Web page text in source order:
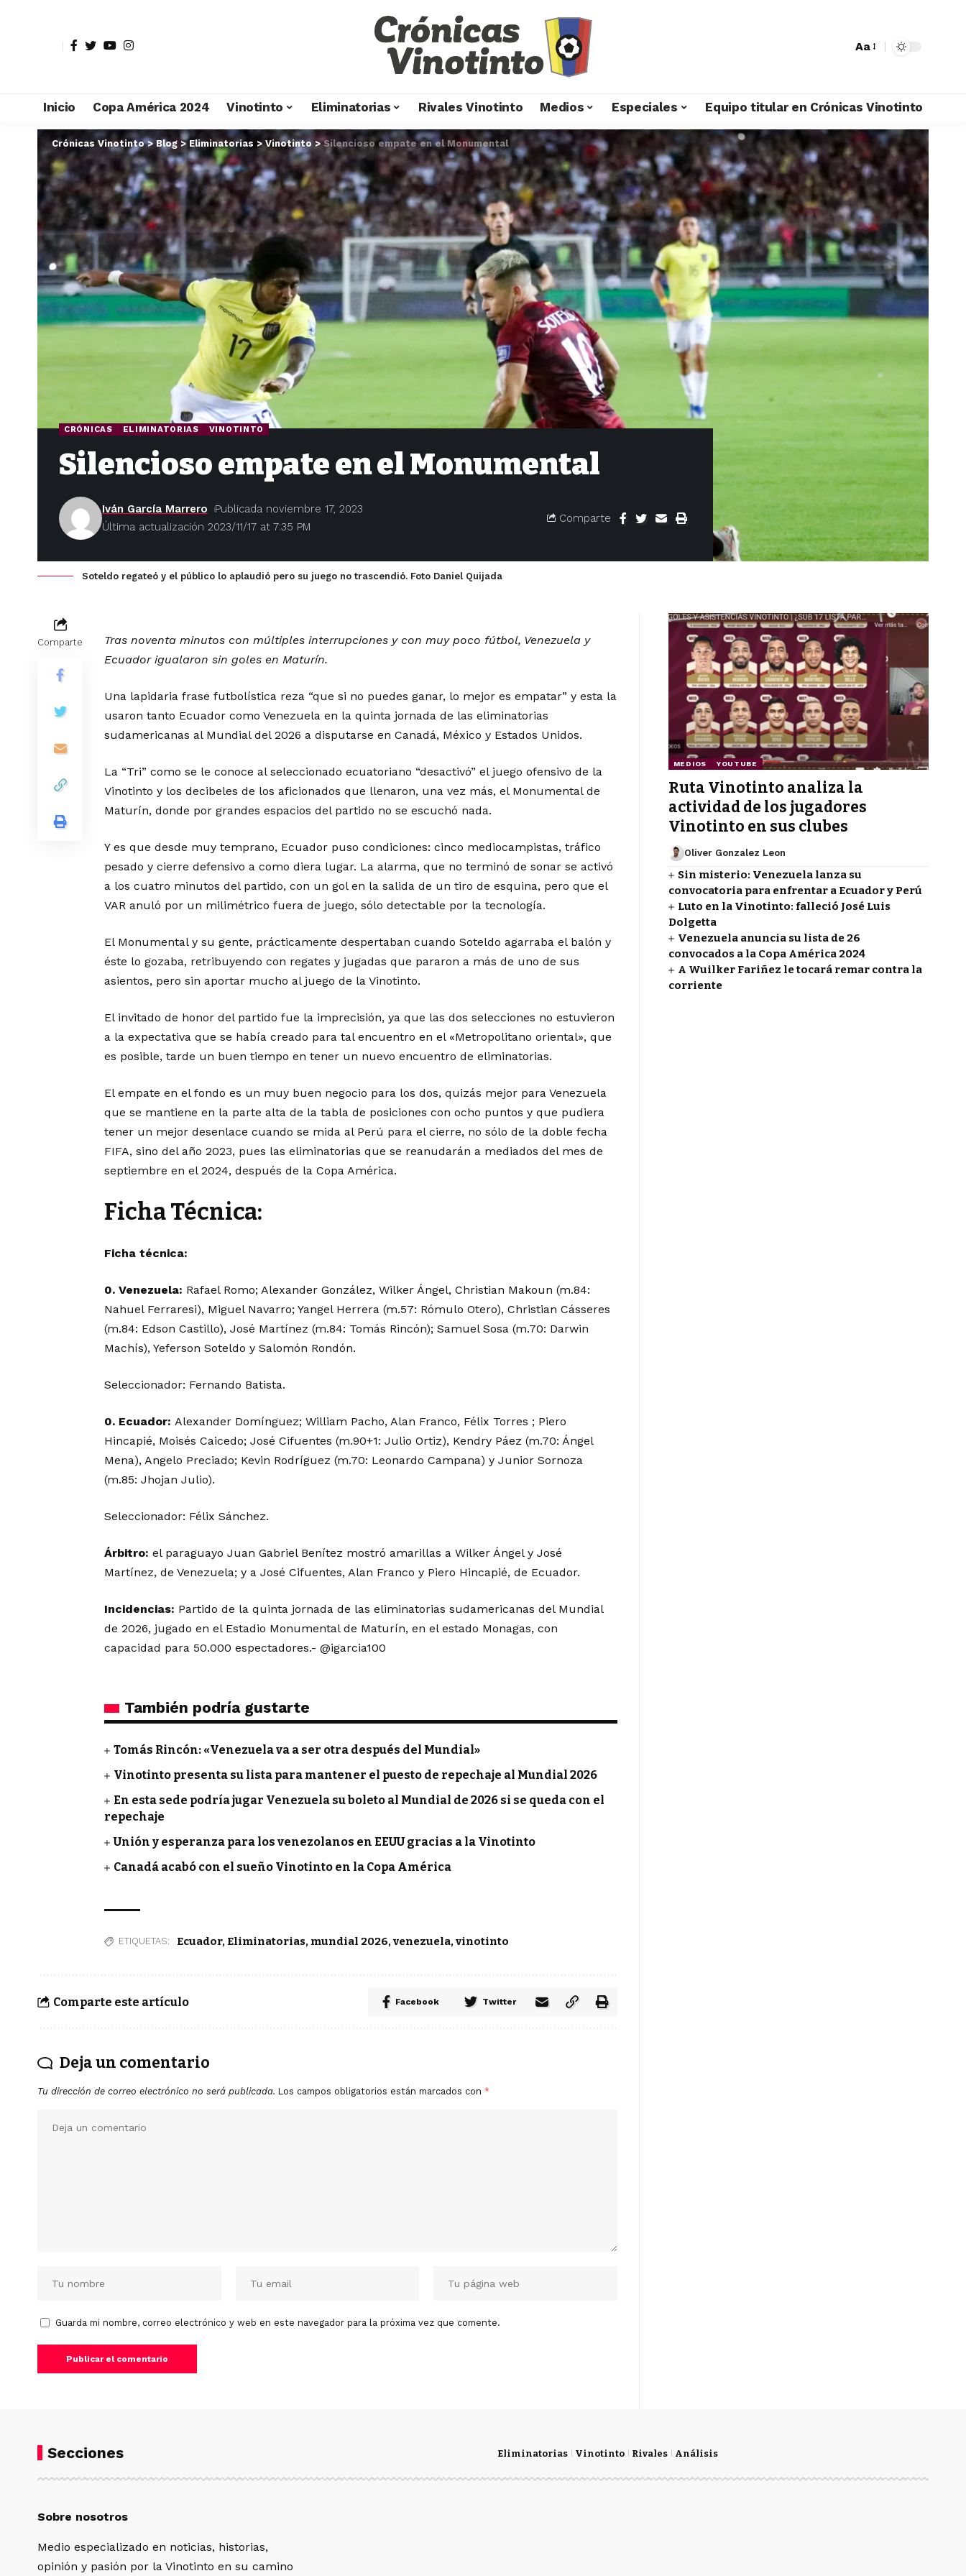
Aa
Inicio Copa América 2024 Vinotinto Eliminatorias Rivales Vinotinto Medios Especiales Equipo titular en Crónicas Vinotinto
Crónicas Vinotinto>Blog > Eliminatorias >Vinotinto >Silencioso empate en el Monumental
CRÓNICAS ELIMINATORIAS VINOTINTO
Silencioso empate en el Monumental
Última actualización 2023/11/17 at 7:35 PM
Iván García Marrero Publicada noviembre 17, 2023
Comparte
Soteldo regateó y el público lo aplaudió pero su juego no trascendió. Foto Daniel Quijada
Comparte
Tras noventa minutos con múltiples interrupciones y con muy poco fútbol, Venezuela y
Ecuador igualaron sin goles en Maturín.
Una lapidaria frase futbolística reza “que si no puedes ganar, lo mejor es empatar” y esta la
usaron tanto Ecuador como Venezuela en la quinta jornada de las eliminatorias
sudamericanas al Mundial del 2026 a disputarse en Canadá, México y Estados Unidos.
La “Tri” como se le conoce al seleccionado ecuatoriano “desactivó” el juego ofensivo de la
Vinotinto y los decibeles de los aficionados que llenaron, una vez más, el Monumental de
Maturín, donde por grandes espacios del partido no se escuchó nada.
Y es que desde muy temprano, Ecuador puso condiciones: cinco mediocampistas, tráfico
pesado y cierre defensivo a como diera lugar. La alarma, que no terminó de sonar se activó
a los cuatro minutos del partido, con un gol en la salida de un tiro de esquina, pero que el
VAR anuló por un milimétrico fuera de juego, sólo detectable por la tecnología.
El Monumental y su gente, prácticamente despertaban cuando Soteldo agarraba el balón y
éste lo gozaba, retribuyendo con regates y jugadas que pararon a más de uno de sus
asientos, pero sin aportar mucho al juego de la Vinotinto.
El invitado de honor del partido fue la imprecisión, ya que las dos selecciones no estuvieron
a la expectativa que se había creado para tal encuentro en el «Metropolitano oriental», que
es posible, tarde un buen tiempo en tener un nuevo encuentro de eliminatorias.
El empate en el fondo es un muy buen negocio para los dos, quizás mejor para Venezuela
que se mantiene en la parte alta de la tabla de posiciones con ocho puntos y que pudiera
tener un mejor desenlace cuando se mida al Perú para el cierre, no sólo de la doble fecha
FIFA, sino del año 2023, pues las eliminatorias que se reanudarán a mediados del mes de
septiembre en el 2024, después de la Copa América.
Ficha Técnica:
Ficha técnica:
0. Venezuela: Rafael Romo; Alexander González, Wilker Ángel, Christian Makoun (m.84:
Nahuel Ferraresi), Miguel Navarro; Yangel Herrera (m.57: Rómulo Otero), Christian Cásseres
(m.84: Edson Castillo), José Martínez (m.84: Tomás Rincón); Samuel Sosa (m.70: Darwin
Machís), Yeferson Soteldo y Salomón Rondón.
Seleccionador: Fernando Batista.
0. Ecuador: Alexander Domínguez; William Pacho, Alan Franco, Félix Torres ; Piero
Hincapié, Moisés Caicedo; José Cifuentes (m.90+1: Julio Ortiz), Kendry Páez (m.70: Ángel
Mena), Angelo Preciado; Kevin Rodríguez (m.70: Leonardo Campana) y Junior Sornoza
(m.85: Jhojan Julio).
Seleccionador: Félix Sánchez.
Árbitro: el paraguayo Juan Gabriel Benítez mostró amarillas a Wilker Ángel y José
Martínez, de Venezuela; y a José Cifuentes, Alan Franco y Piero Hincapié, de Ecuador.
Incidencias: Partido de la quinta jornada de las eliminatorias sudamericanas del Mundial
de 2026, jugado en el Estadio Monumental de Maturín, en el estado Monagas, con
capacidad para 50.000 espectadores.- @igarcia100
También podría gustarte
Tomás Rincón: «Venezuela va a ser otra después del Mundial»
Vinotinto presenta su lista para mantener el puesto de repechaje al Mundial 2026
En esta sede podría jugar Venezuela su boleto al Mundial de 2026 si se queda con el
repechaje
Unión y esperanza para los venezolanos en EEUU gracias a la Vinotinto
Canadá acabó con el sueño Vinotinto en la Copa América
ETIQUETAS: Ecuador, Eliminatorias, mundial 2026,venezuela,vinotinto
Comparte este artículo Facebook Twitter
Deja un comentario
Tu dirección de correo electrónico no será publicada. Los campos obligatorios están marcados con *
Guarda mi nombre, correo electrónico y web en este navegador para la próxima vez que comente.
MEDIOS YOUTUBE
Ruta Vinotinto analiza la
actividad de los jugadores
Vinotinto en sus clubes
Oliver Gonzalez Leon
Sin misterio: Venezuela lanza su
convocatoria para enfrentar a Ecuador y Perú
Luto en la Vinotinto: falleció José Luis
Dolgetta
Venezuela anuncia su lista de 26
convocados a la Copa América 2024
A Wuilker Fariñez le tocará remar contra la
corriente
Secciones Eliminatorias Vinotinto Rivales Análisis
Sobre nosotros
Medio especializado en noticias, historias,
opinión y pasión por la Vinotinto en su camino